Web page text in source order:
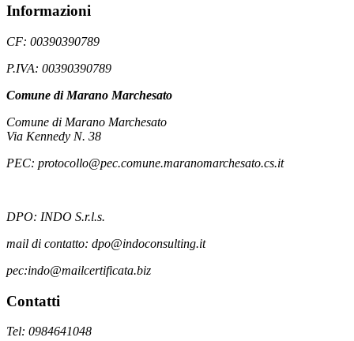
Informazioni
CF: 00390390789
P.IVA: 00390390789
Comune di Marano Marchesato
Comune di Marano Marchesato
Via Kennedy N. 38
PEC: protocollo@pec.comune.maranomarchesato.cs.it
DPO: INDO S.r.l.s.
mail di contatto: dpo@indoconsulting.it
pec:indo@mailcertificata.biz
Contatti
Tel: 0984641048